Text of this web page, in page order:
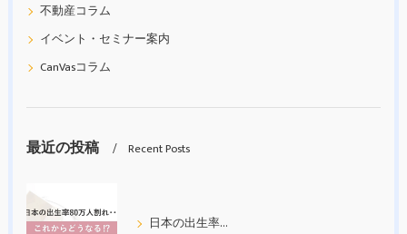
不動産コラム
イベント・セミナー案内
CanVasコラム
最近の投稿 Recent Posts
日本の出生率80万人割れ